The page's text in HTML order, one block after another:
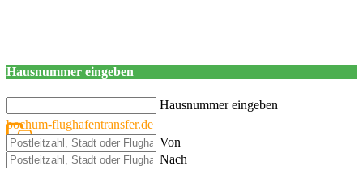
Hausnummer eingeben
Hausnummer eingeben
bochum-flughafentransfer.de
Von
Nach